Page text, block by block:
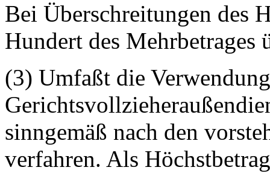
Bei Überschreitungen des
Hundert des Mehrbetrages
(3) Umfaßt die
sinngemäß nach den
verfahren. Als